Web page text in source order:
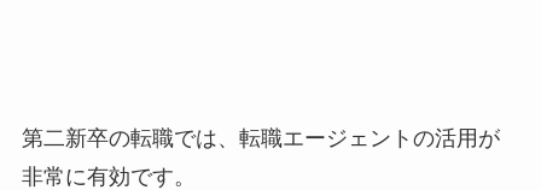
第二新卒の転職では、転職エージェントの活用が
非常に有効です。